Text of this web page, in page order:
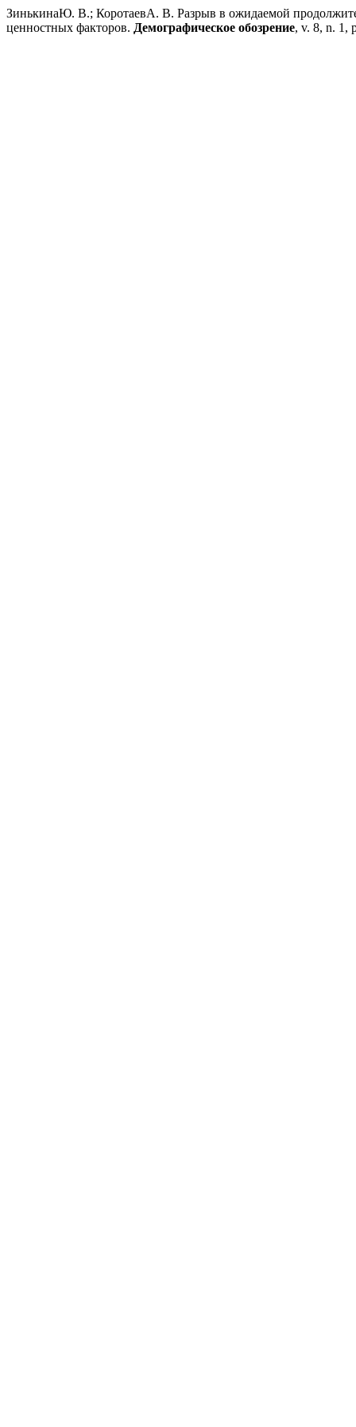
ЗинькинаЮ. В.; КоротаевА. В. Разрыв в ожидаемой
ценностных факторов. Демографическое обозрение, v. 8, n. 1,